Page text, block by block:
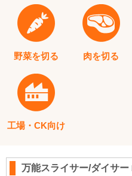
野菜を切る 肉を切る
工場・CK向け
万能スライサー/ダイサー